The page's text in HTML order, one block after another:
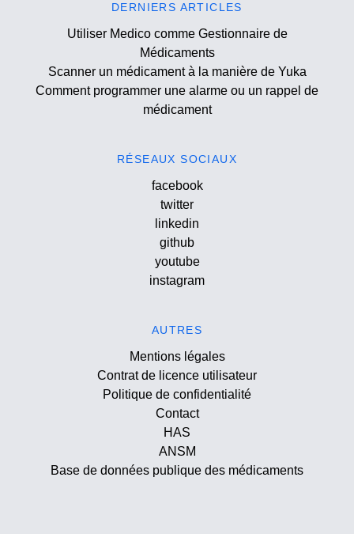
DERNIERS ARTICLES
Utiliser Medico comme Gestionnaire de
Médicaments
Scanner un médicament à la manière de Yuka
Comment programmer une alarme ou un rappel de
médicament
RÉSEAUX SOCIAUX
facebook
twitter
linkedin
github
youtube
instagram
AUTRES
Mentions légales
Contrat de licence utilisateur
Politique de confidentialité
Contact
HAS
ANSM
Base de données publique des médicaments